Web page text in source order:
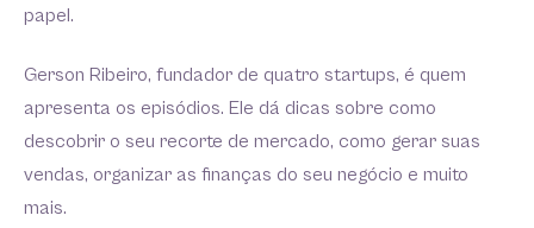
papel.
Gerson Ribeiro, fundador de quatro startups, é quem
apresenta os episódios. Ele dá dicas sobre como
descobrir o seu recorte de mercado, como gerar suas
vendas, organizar as finanças do seu negócio e muito
mais.